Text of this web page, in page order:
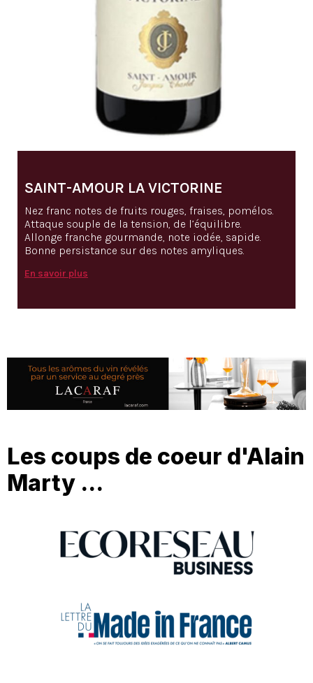
SAINT-AMOUR LA VICTORINE
Nez franc notes de fruits rouges, fraises, pomélos.
Attaque souple de la tension, de l’équilibre.
Allonge franche gourmande, note iodée, sapide.
Bonne persistance sur des notes amyliques.
En savoir plus
Les coups de coeur d'Alain
Marty ...